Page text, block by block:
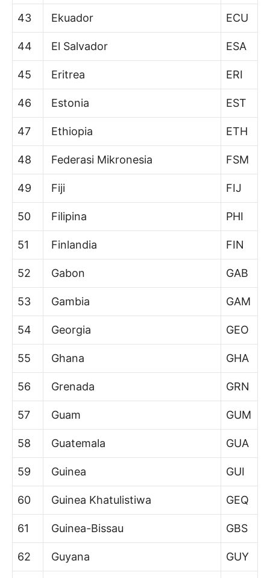
43 Ekuador ECU
44 El Salvador ESA
45 Eritrea ERI
46 Estonia EST
47 Ethiopia ETH
48 Federasi Mikronesia FSM
49 Fiji FIJ
50 Filipina PHI
51 Finlandia FIN
52 Gabon GAB
53 Gambia GAM
54 Georgia GEO
55 Ghana GHA
56 Grenada GRN
57 Guam GUM
58 Guatemala GUA
59 Guinea GUI
60 Guinea Khatulistiwa GEQ
61 Guinea-Bissau GBS
62 Guyana GUY